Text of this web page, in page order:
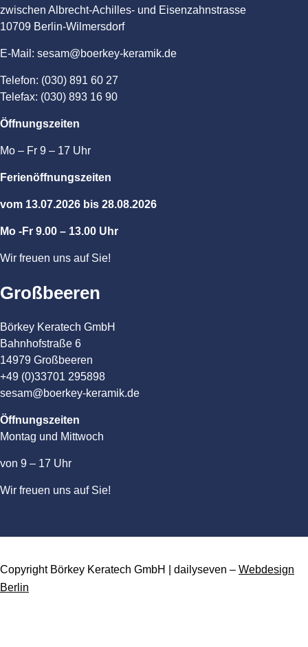
zwischen Albrecht-Achilles- und Eisenzahnstrasse
10709 Berlin-Wilmersdorf
E-Mail: sesam@boerkey-keramik.de
Telefon: (030) 891 60 27
Telefax: (030) 893 16 90
Öffnungszeiten
Mo – Fr 9 – 17 Uhr
Ferienöffnungszeiten
vom 13.07.2026 bis 28.08.2026
Mo -Fr 9.00 – 13.00 Uhr
Wir freuen uns auf Sie!
Großbeeren
Börkey Keratech GmbH
Bahnhofstraße 6
14979 Großbeeren
+49 (0)33701 295898
sesam@boerkey-keramik.de
Öffnungszeiten
Montag und Mittwoch
von 9 – 17 Uhr
Wir freuen uns auf Sie!
Copyright Börkey Keratech GmbH | dailyseven – Webdesign
Berlin